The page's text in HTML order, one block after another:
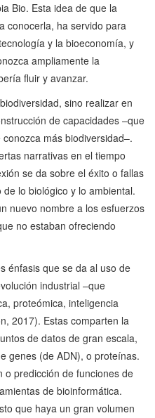
Bio. Esta idea de que la
conocerla, ha servido para
y la bioeconomía, y
ampliamente la
fluir y avanzar.
sino realizar en
de capacidades –que
más biodiversidad–.
narrativas en el tiempo
se da sobre el éxito o fallas
lo biológico y lo ambiental.
nuevo nombre a los esfuerzos
no estaban ofreciendo
énfasis que se da al uso de
industrial –que
proteómica, inteligencia
2017). Estas comparten la
de datos de gran escala,
genes (de ADN), o proteínas.
o predicción de funciones de
de bioinformática.
que haya un gran volumen